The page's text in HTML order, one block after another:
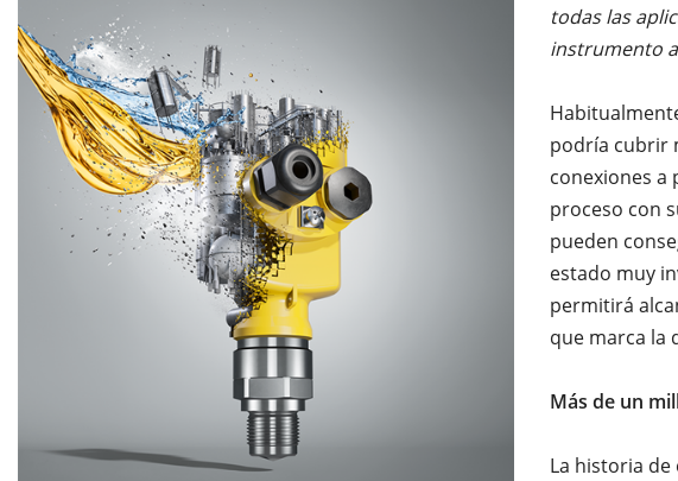
todas las
instrumento
podría cubrir
conexiones a
proceso con
pueden
estado muy
permitirá
que marca la
Más de un
La historia